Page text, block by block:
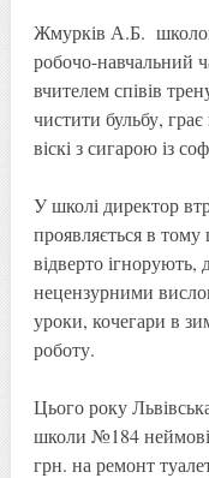
Жмурків А.Б. школою
робочо-навчальний
вчителем співів
чистити бульбу,
віскі з сигарою із
У школі директор
проявляється в
відверто ігнорують,
нецензурними
уроки, кочегари в
роботу.
Цього року
школи №184
грн. на ремонт